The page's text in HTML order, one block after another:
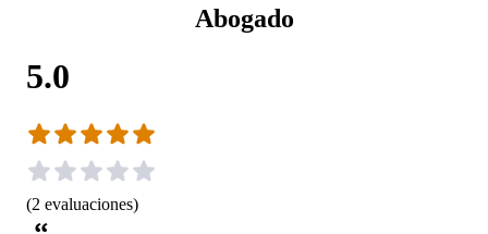
Abogado
5.0
(2 evaluaciones)